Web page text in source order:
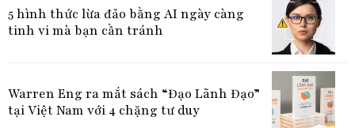
5 hình thức lừa đảo bằng AI ngày càng
tinh vi mà bạn cần tránh
Warren Eng ra mắt sách “Đạo Lãnh Đạo”
tại Việt Nam với 4 chặng tư duy